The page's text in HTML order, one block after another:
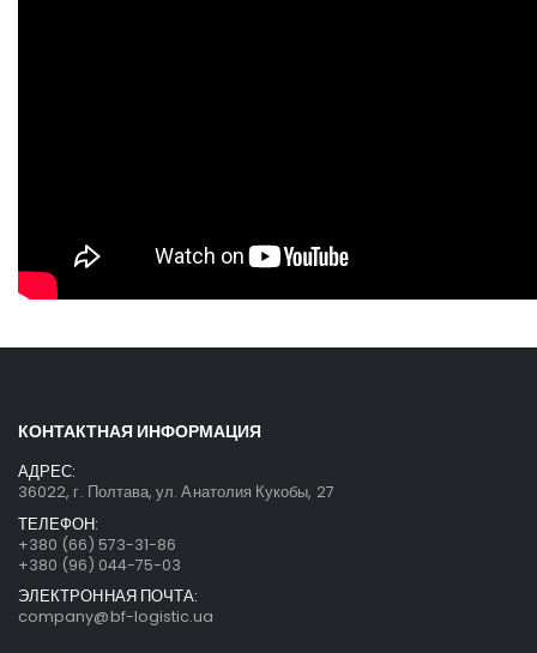
КОНТАКТНАЯ ИНФОРМАЦИЯ
АДРЕС:
36022, г. Полтава, ул. Анатолия Кукобы, 27
ТЕЛЕФОН:
+380 (66) 573-31-86
+380 (96) 044-75-03
ЭЛЕКТРОННАЯ ПОЧТА:
company@bf-logistic.ua